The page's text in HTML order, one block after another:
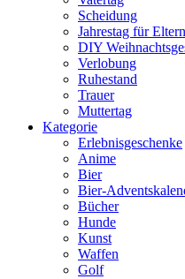
Scheidung
Jahrestag für Eltern
DIY
Verlobung
Ruhestand
Trauer
Muttertag
Kategorie
Erlebnisgeschenke
Anime
Bier
Bier-
Bücher
Hunde
Kunst
Waffen
Golf